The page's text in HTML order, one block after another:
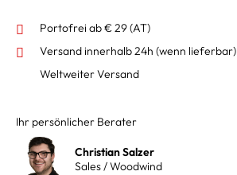
Portofrei ab € 29 (AT)
Versand innerhalb 24h (wenn lieferbar)
Weltweiter Versand
Ihr persönlicher Berater
Christian Salzer
Sales / Woodwind